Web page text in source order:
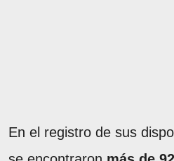
En el registro de sus